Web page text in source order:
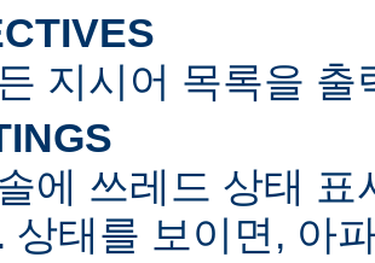
지시어 목록을 출
에 쓰레드 상태 표
상태를 보이면, 아